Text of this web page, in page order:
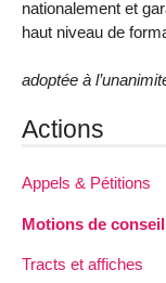
nationalement et
haut niveau de
adoptée à
Actions
Appels & Pétitions
Motions de
Tracts et affiches